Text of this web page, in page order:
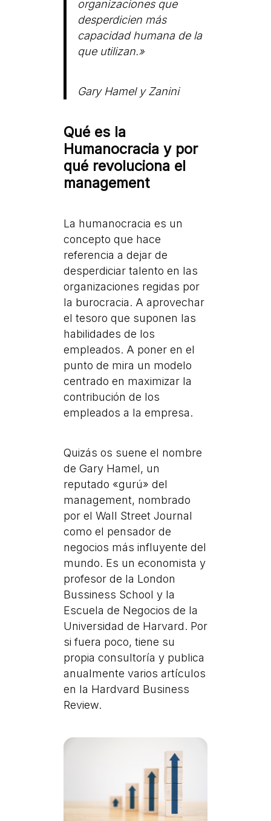
organizaciones que
desperdicien más
capacidad humana de la
que utilizan.»
Gary Hamel y Zanini
Qué es la
Humanocracia y por
qué revoluciona el
management
La humanocracia es un
concepto que hace
referencia a dejar de
desperdiciar talento en las
organizaciones regidas por
la burocracia. A aprovechar
el tesoro que suponen las
habilidades de los
empleados. A poner en el
punto de mira un modelo
centrado en maximizar la
contribución de los
empleados a la empresa.
Quizás os suene el nombre
de Gary Hamel, un
reputado «gurú» del
management, nombrado
por el Wall Street Journal
como el pensador de
negocios más influyente del
mundo. Es un economista y
profesor de la London
Bussiness School y la
Escuela de Negocios de la
Universidad de Harvard. Por
si fuera poco, tiene su
propia consultoría y publica
anualmente varios artículos
en la Hardvard Business
Review.